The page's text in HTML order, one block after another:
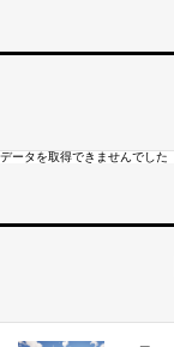
データを取得できませんでした